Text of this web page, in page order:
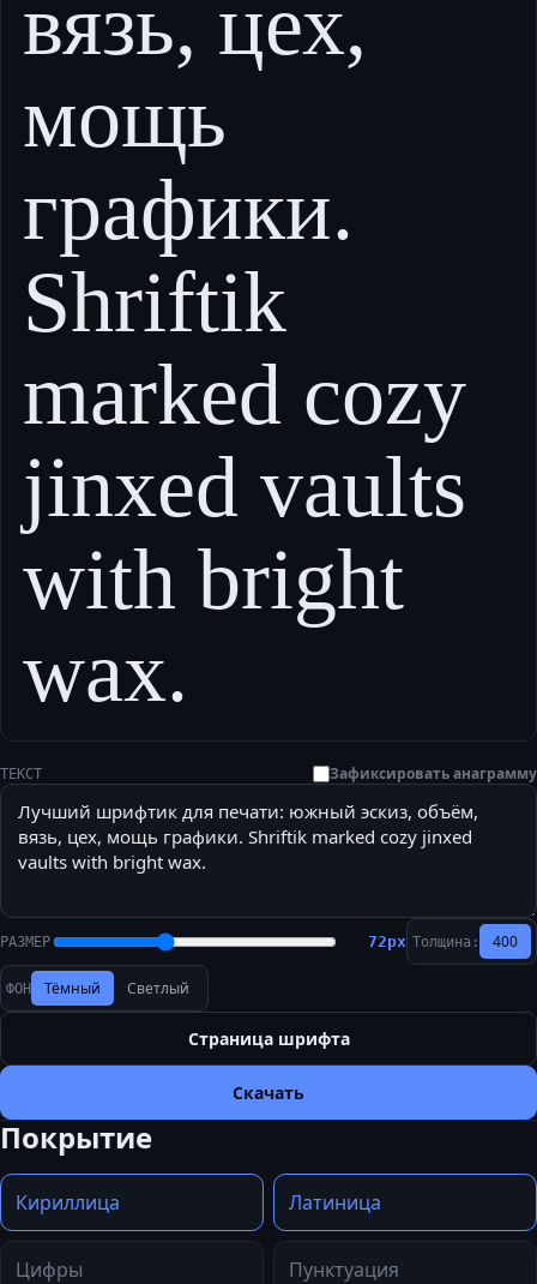
вязь, цех,
мощь
графики.
Shriftik
marked cozy
jinxed vaults
with bright
wax.
ТЕКСТ Зафиксировать анаграмму
РАЗМЕР 72px Толщина: 400
ФОН Тёмный Светлый
Страница шрифта
Скачать
Покрытие
Кириллица Латиница
Цифры Пунктуация